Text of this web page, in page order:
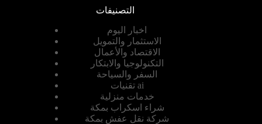
التصنيفات
اخبار اليوم
الاستثمار والتمويل
الاقتصاد والأعمال
التكنولوجيا والابتكار
السفر والسياحة
تقنيات ai
خدمات منزلية
شراء اسكراب بمكة
شركة نقل عفش بمكة